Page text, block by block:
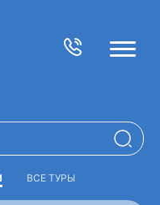
ВСЕ ТУРЫ